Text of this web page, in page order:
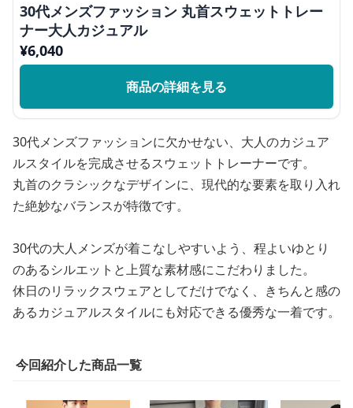
30代メンズファッション 丸首スウェットトレー
ナー大人カジュアル
¥6,040
商品の詳細を見る
30代メンズファッションに欠かせない、大人のカジュア
ルスタイルを完成させるスウェットトレーナーです。
丸首のクラシックなデザインに、現代的な要素を取り入れ
た絶妙なバランスが特徴です。
30代の大人メンズが着こなしやすいよう、程よいゆとり
のあるシルエットと上質な素材感にこだわりました。
休日のリラックスウェアとしてだけでなく、きちんと感の
あるカジュアルスタイルにも対応できる優秀な一着です。
今回紹介した商品一覧